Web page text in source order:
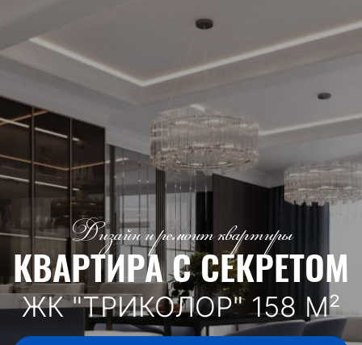
Дизайн и ремонт квартиры
КВАРТИРА С СЕКРЕТОМ
ЖК "ТРИКОЛОР" 158 М²